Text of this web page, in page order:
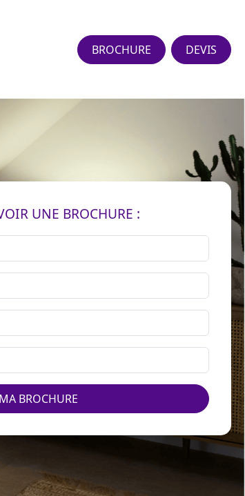
BROCHURE DEVIS
UNE BROCHURE :
BROCHURE